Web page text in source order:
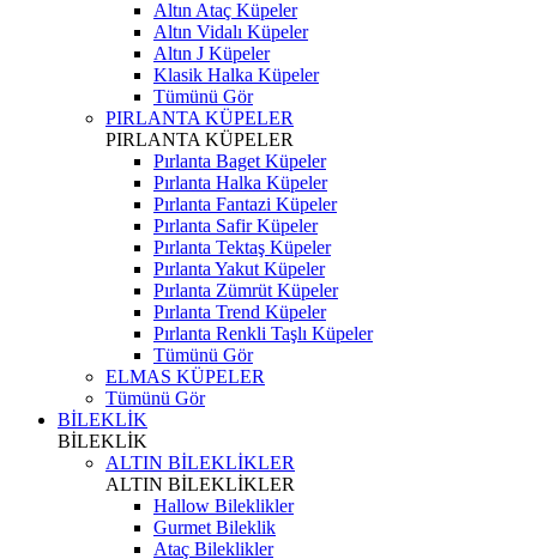
Altın Ataç Küpeler
Altın Vidalı Küpeler
Altın J Küpeler
Klasik Halka Küpeler
Tümünü Gör
PIRLANTA KÜPELER
PIRLANTA KÜPELER
Pırlanta Baget Küpeler
Pırlanta Halka Küpeler
Pırlanta Fantazi Küpeler
Pırlanta Safir Küpeler
Pırlanta Tektaş Küpeler
Pırlanta Yakut Küpeler
Pırlanta Zümrüt Küpeler
Pırlanta Trend Küpeler
Pırlanta Renkli Taşlı Küpeler
Tümünü Gör
ELMAS KÜPELER
Tümünü Gör
BİLEKLİK
BİLEKLİK
ALTIN BİLEKLİKLER
ALTIN BİLEKLİKLER
Hallow Bileklikler
Gurmet Bileklik
Ataç Bileklikler